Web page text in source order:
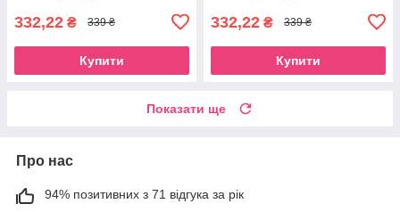
332,22 ₴ 339 ₴
Купити
332,22 ₴ 339 ₴
Купити
Показати ще
Про нас
94% позитивних з 71 відгука за рік